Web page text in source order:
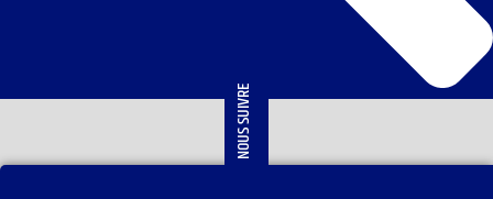
NOUS SUIVRE